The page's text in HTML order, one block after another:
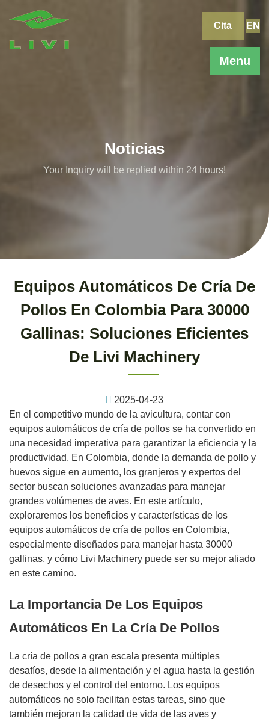
Menu
Cita EN
Noticias
Your Inquiry will be replied within 24 hours!
Equipos Automáticos De Cría De
Pollos En Colombia Para 30000
Gallinas: Soluciones Eficientes
De Livi Machinery
2025-04-23
En el competitivo mundo de la avicultura, contar con
equipos automáticos de cría de pollos se ha convertido en
una necesidad imperativa para garantizar la eficiencia y la
productividad. En Colombia, donde la demanda de pollo y
huevos sigue en aumento, los granjeros y expertos del
sector buscan soluciones avanzadas para manejar
grandes volúmenes de aves. En este artículo,
exploraremos los beneficios y características de los
equipos automáticos de cría de pollos en Colombia,
especialmente diseñados para manejar hasta 30000
gallinas, y cómo Livi Machinery puede ser su mejor aliado
en este camino.
La Importancia De Los Equipos
Automáticos En La Cría De Pollos
La cría de pollos a gran escala presenta múltiples
desafíos, desde la alimentación y el agua hasta la gestión
de desechos y el control del entorno. Los equipos
automáticos no solo facilitan estas tareas, sino que
también mejoran la calidad de vida de las aves y